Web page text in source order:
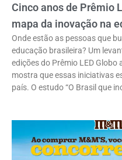
Cinco anos de Prêmio
mapa da inovação na
Onde estão as pessoas que
educação brasileira? Um
edições do Prêmio LED
mostra que essas iniciativas
país. O estudo “O Brasil que